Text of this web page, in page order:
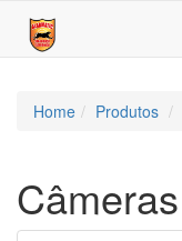
Home Produtos
Câmeras